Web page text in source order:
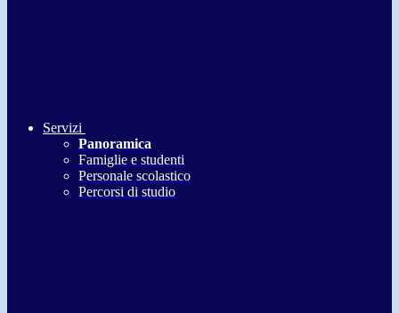
Servizi
Panoramica
Famiglie e studenti
Personale scolastico
Percorsi di studio